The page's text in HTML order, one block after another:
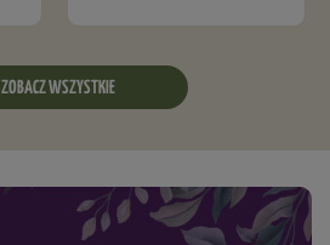
ZOBACZ WSZYSTKIE